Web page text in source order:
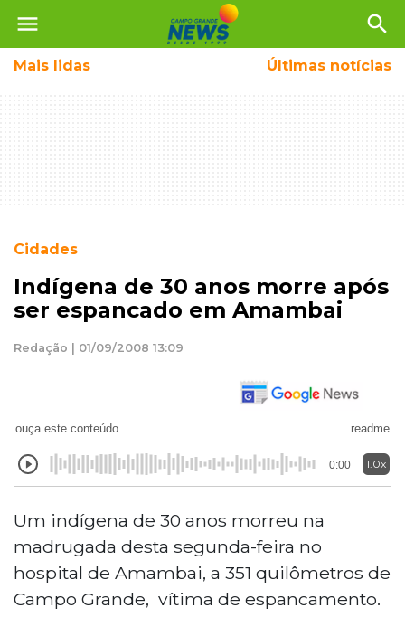
menu search
Mais lidas Últimas notícias
Cidades
Indígena de 30 anos morre após
ser espancado em Amambai
Redação | 01/09/2008 13:09
ouça este conteúdo readme
0:00 1.0x
Um indígena de 30 anos morreu na
madrugada desta segunda-feira no
hospital de Amambai, a 351 quilômetros de
Campo Grande, vítima de espancamento.